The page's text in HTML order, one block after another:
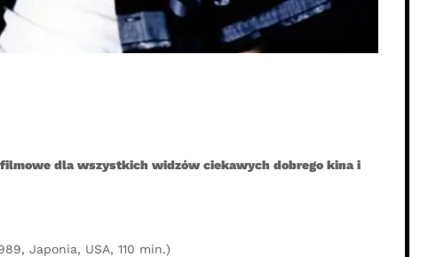
dla wszystkich widzów ciekawych dobrego kina i
Japonia, USA, 110 min.)